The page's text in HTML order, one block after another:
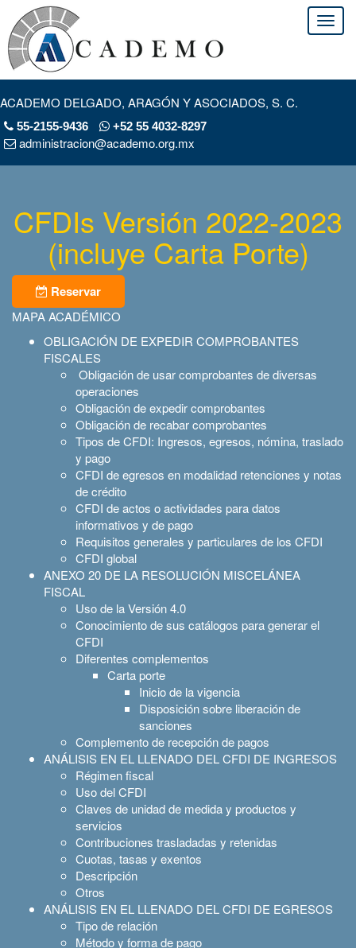
ACADEMO DELGADO, ARAGÓN Y ASOCIADOS, S. C.
55-2155-9436 +52 55 4032-8297
administracion@academo.org.mx
CFDIs Versión 2022-2023
(incluye Carta Porte)
Reservar
MAPA ACADÉMICO
OBLIGACIÓN DE EXPEDIR COMPROBANTES
FISCALES
Obligación de usar comprobantes de diversas
operaciones
Obligación de expedir comprobantes
Obligación de recabar comprobantes
Tipos de CFDI: Ingresos, egresos, nómina, traslado
y pago
CFDI de egresos en modalidad retenciones y notas
de crédito
CFDI de actos o actividades para datos
informativos y de pago
Requisitos generales y particulares de los CFDI
CFDI global
ANEXO 20 DE LA RESOLUCIÓN MISCELÁNEA
FISCAL
Uso de la Versión 4.0
Conocimiento de sus catálogos para generar el
CFDI
Diferentes complementos
Carta porte
Inicio de la vigencia
Disposición sobre liberación de
sanciones
Complemento de recepción de pagos
ANÁLISIS EN EL LLENADO DEL CFDI DE INGRESOS
Régimen fiscal
Uso del CFDI
Claves de unidad de medida y productos y
servicios
Contribuciones trasladadas y retenidas
Cuotas, tasas y exentos
Descripción
Otros
ANÁLISIS EN EL LLENADO DEL CFDI DE EGRESOS
Tipo de relación
Método y forma de pago